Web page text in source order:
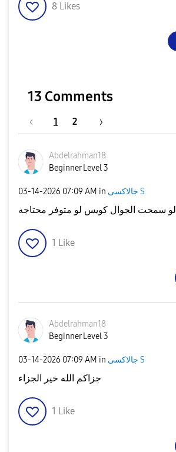
8 Likes
13 Comments
1 2
Abdelrahman18
Beginner Level 3
‎03-14-2026 07:09 AM in جالاكسى S
لو سمحت الجوال كويس لو متوفر محتاجه
1 Like
Abdelrahman18
Beginner Level 3
‎03-14-2026 07:09 AM in جالاكسى S
جزاكم الله خير الجزاء
1 Like